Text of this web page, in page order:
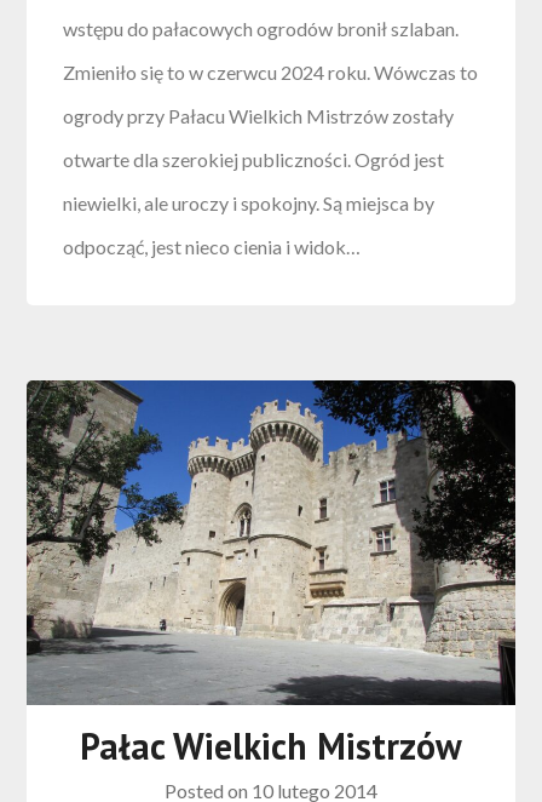
wstępu do pałacowych ogrodów bronił szlaban.
Zmieniło się to w czerwcu 2024 roku. Wówczas to
ogrody przy Pałacu Wielkich Mistrzów zostały
otwarte dla szerokiej publiczności. Ogród jest
niewielki, ale uroczy i spokojny. Są miejsca by
odpocząć, jest nieco cienia i widok…
Pałac Wielkich Mistrzów
Posted on 10 lutego 2014